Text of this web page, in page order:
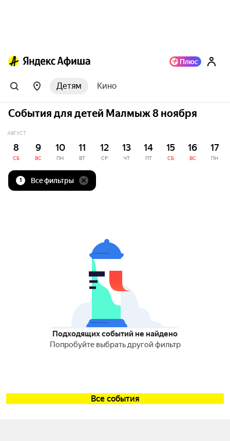
Детям Кино
События для детей Малмыж 8 ноября
АВГУСТ
8
СБ
9
ВС
10
ПН
11
ВТ
12
СР
13
ЧТ
14
ПТ
15
СБ
16
ВС
17
ПН
1 Все фильтры
Подходящих событий не найдено
Попробуйте выбрать другой фильтр
Все события